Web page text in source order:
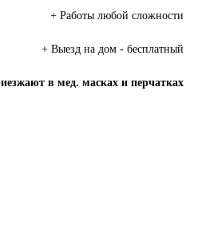
+ Работы любой сложности
+ Выезд на дом - бесплатный
в мед. масках и перчатках